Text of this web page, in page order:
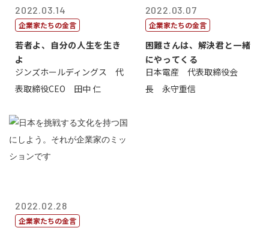
2022.03.14
企業家たちの金言
若者よ、自分の人生を生き
よ
ジンズホールディングス 代
表取締役CEO 田中 仁
2022.03.07
企業家たちの金言
困難さんは、解決君と一緒
にやってくる
日本電産 代表取締役会
長 永守重信
2022.02.28
企業家たちの金言